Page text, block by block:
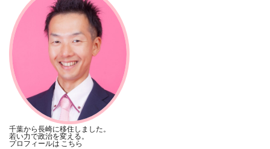
千葉から長崎に移住しました。
若い力で政治を変える。
プロフィールは こちら